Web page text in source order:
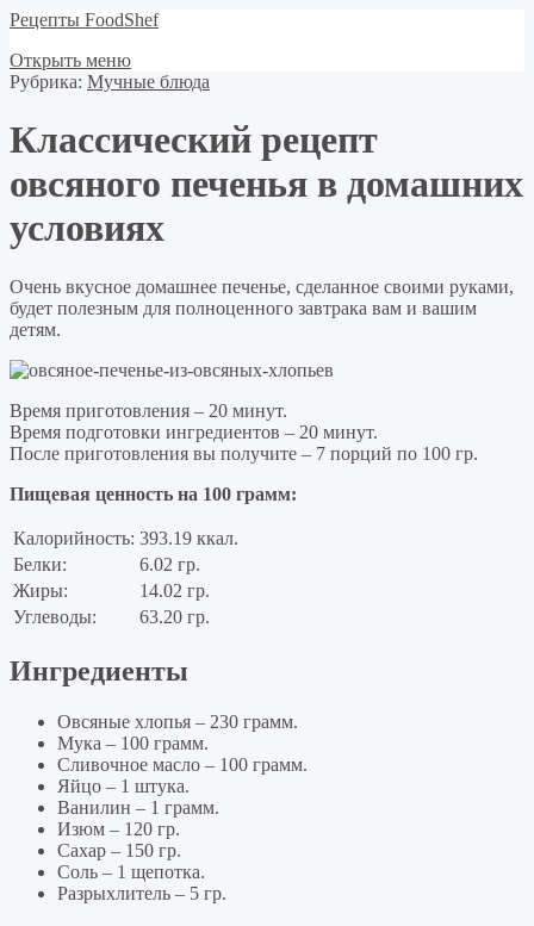
Рецепты FoodShef
Открыть меню
Рубрика: Мучные блюда
Классический рецепт
овсяного печенья в домашних
условиях
Очень вкусное домашнее печенье, сделанное своими руками,
будет полезным для полноценного завтрака вам и вашим
детям.
Время приготовления – 20 минут.
Время подготовки ингредиентов – 20 минут.
После приготовления вы получите – 7 порций по 100 гр.
Пищевая ценность на 100 грамм:
Калорийность: 393.19 ккал.
Белки:
6.02 гр.
Жиры:
14.02 гр.
Углеводы:
63.20 гр.
Ингредиенты
Овсяные хлопья – 230 грамм.
Мука – 100 грамм.
Сливочное масло – 100 грамм.
Яйцо – 1 штука.
Ванилин – 1 грамм.
Изюм – 120 гр.
Сахар – 150 гр.
Соль – 1 щепотка.
Разрыхлитель – 5 гр.